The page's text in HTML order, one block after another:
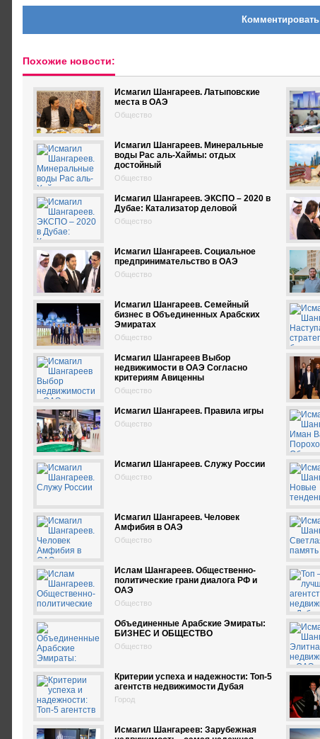
Комментировать
Похожие новости:
Исмагил Шангареев. Латыповские
места в ОАЭ
Общество
Исмагил Шангареев. Минеральные
воды Рас аль-Хаймы: отдых
достойный
Общество
Исмагил Шангареев. ЭКСПО – 2020 в
Дубае: Катализатор деловой
Общество
Исмагил Шангареев. Социальное
предпринимательство в ОАЭ
Общество
Исмагил Шангареев. Семейный
бизнес в Объединенных Арабских
Эмиратах
Общество
Исмагил Шангареев Выбор
недвижимости в ОАЭ Согласно
критериям Авиценны
Общество
Исмагил Шангареев. Правила игры
Общество
Исмагил Шангареев. Служу России
Общество
Исмагил Шангареев. Человек
Амфибия в ОАЭ
Общество
Ислам Шангареев. Общественно-
политические грани диалога РФ и
ОАЭ
Общество
Объединенные Арабские Эмираты:
БИЗНЕС И ОБЩЕСТВО
Общество
Критерии успеха и надежности: Топ-5
агентств недвижимости Дубая
Город
Исмагил Шангареев: Зарубежная